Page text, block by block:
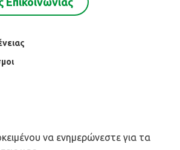
να ενημερώνεστε για τα